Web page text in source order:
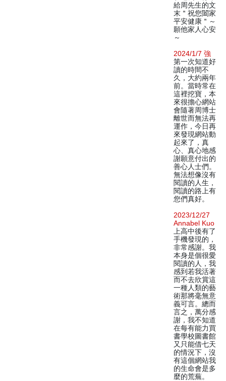
給周先生的文
末＂祝您闔家
平安健康＂～
願他家人心安
～
2024/1/7 強
第一次知道好
讀的時間不
久，大約兩年
前。當時常在
這裡挖寶，本
來很擔心網站
會隨著周博士
離世而無法再
運作，今日再
來發現網站動
起來了，真
心、真心地感
謝願意付出的
善心人士們。
無法想像沒有
閱讀的人生，
閱讀的路上有
您們真好。
2023/12/27
Annabel Kuo
上高中後有了
手機發現的，
非常感謝。我
本身是個很愛
閱讀的人，我
感到若我活著
而不去欣賞這
一種人類的藝
術那將毫無意
義可言。總而
言之，萬分感
謝，我不知道
在每有能力買
書學校圖書館
又只能借七天
的情況下，沒
有這個網站我
的生命會是多
麼的荒蕪。